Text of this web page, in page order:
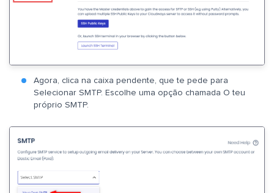
Agora, clica na caixa pendente, que te pede para
Selecionar SMTP. Escolhe uma opção chamada O teu
próprio SMTP.